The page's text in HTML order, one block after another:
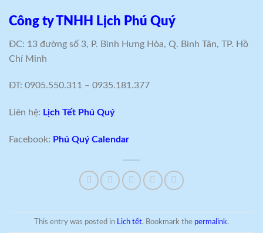
Công ty TNHH Lịch Phú Quý
ĐC: 13 đường số 3, P. Bình Hưng Hòa, Q. Bình Tân, TP. Hồ
Chí Minh
ĐT: 0905.550.311 – 0935.181.377
Liên hệ: Lịch Tết Phú Quý
Facebook: Phú Quý Calendar
This entry was posted in Lịch tết. Bookmark the permalink.